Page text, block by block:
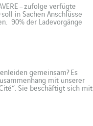
– zufolge verfügte
soll in Sachen Anschlüsse
90% der Ladevorgänge
gemeinsam? Es
mit unserer
Sie beschäftigt sich mit